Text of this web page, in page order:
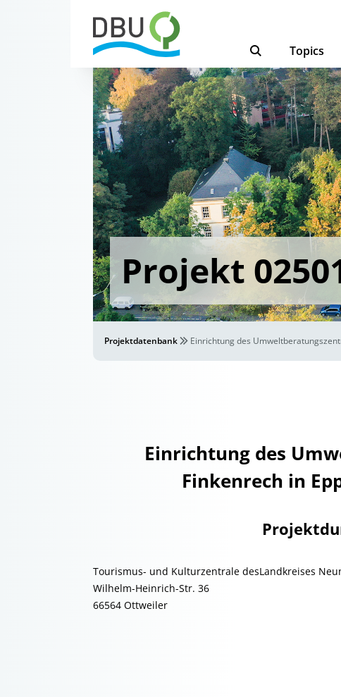
Topics
Projekt
Projektdatenbank Einrichtung des
Einrichtung des
Finkenrech in
Tourismus- und Kulturzentrale desLandkreises
Wilhelm-Heinrich-Str. 36
66564 Ottweiler